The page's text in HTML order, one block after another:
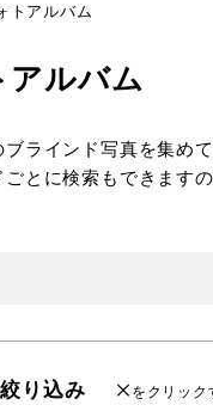
トアルバム
アルバム
ラインド写真を集めて
ごとに検索もできます
り込み をクリック